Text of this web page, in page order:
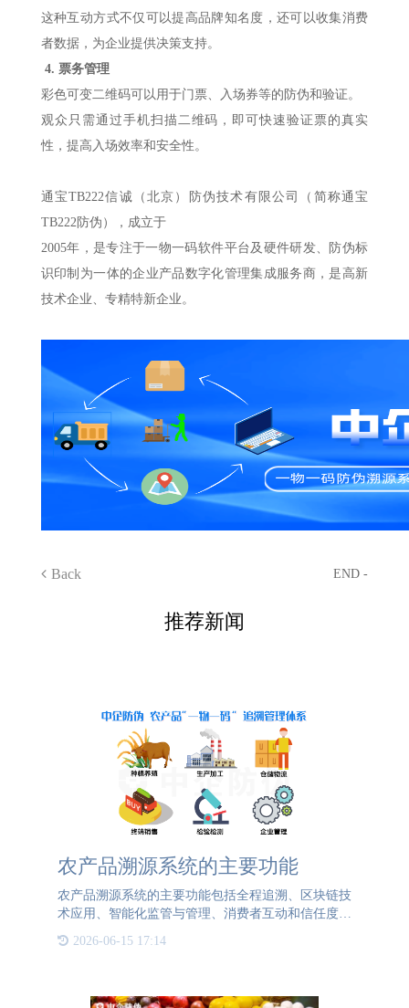
这种互动方式不仅可以提高品牌知名度，还可以收集消费
者数据，为企业提供决策支持。
4. 票务管理
彩色可变二维码可以用于门票、入场券等的防伪和验证。
观众只需通过手机扫描二维码，即可快速验证票的真实
性，提高入场效率和安全性。
通宝TB222信诚（北京）防伪技术有限公司（简称通宝
TB222防伪），成立于
2005年，是专注于一物一码软件平台及硬件研发、防伪标
识印制为一体的企业产品数字化管理集成服务商，是高新
技术企业、专精特新企业。
Back END -
推荐新闻
农产品溯源系统的主要功能
农产品溯源系统的主要功能包括全程追溯、区块链技
术应用、智能化监管与管理、消费者互动和信任度提
能可以记录并追踪农产品从种植、养殖、加工到销售
2026-06-15 17:14